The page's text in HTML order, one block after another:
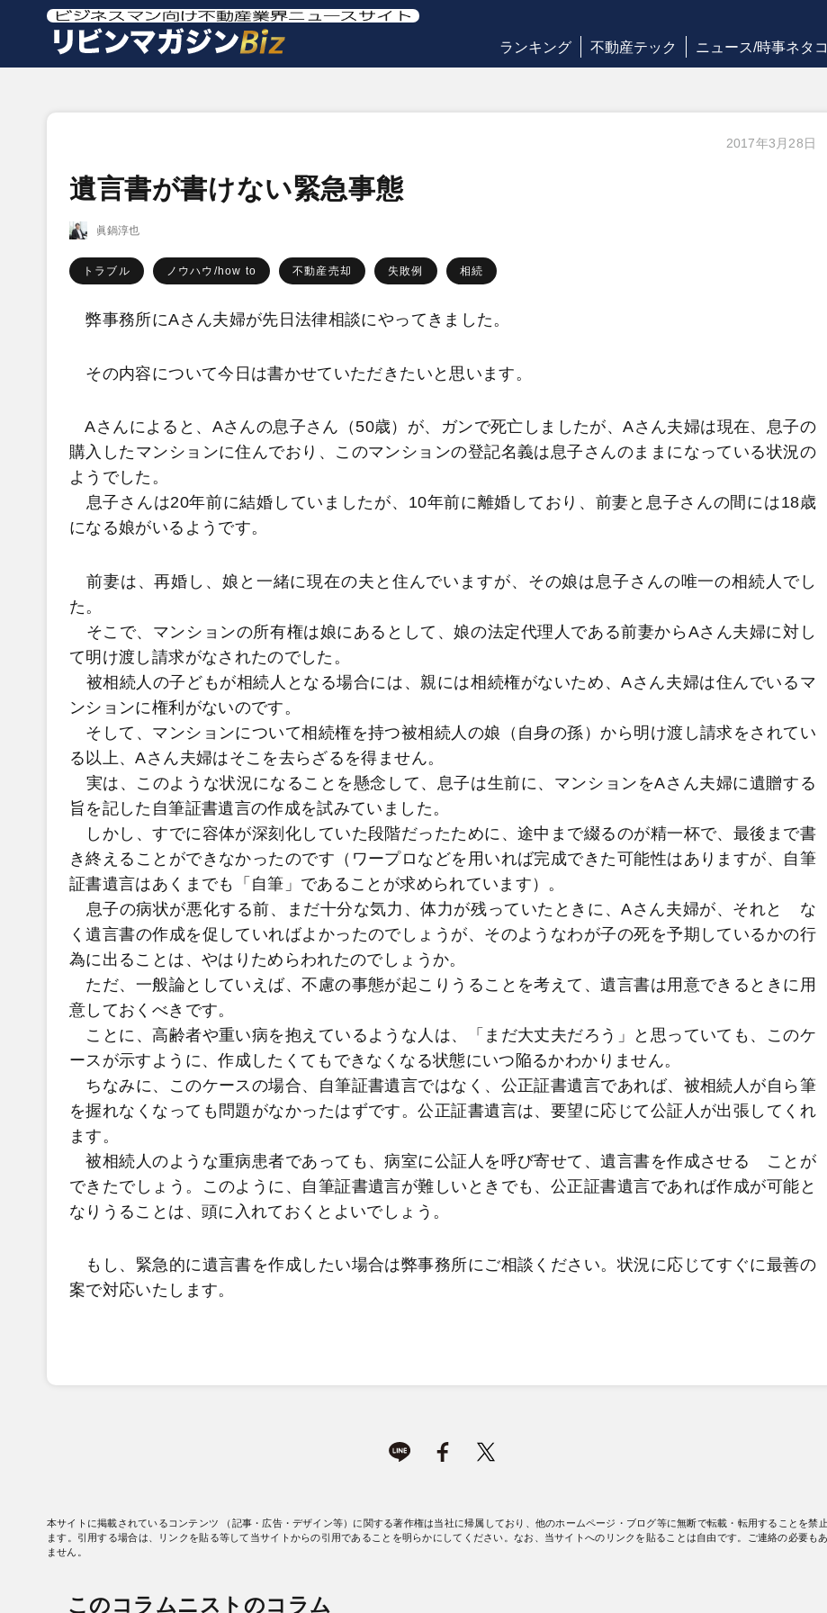
ランキング 不動産テック ニュース/時事ネタ
2017年3月28日
遺言書が書けない緊急事態
眞鍋淳也
トラブル ノウハウ/how to 不動産売却 失敗例 相続
弊事務所にAさん夫婦が先日法律相談にやってきました。
その内容について今日は書かせていただきたいと思います。
Aさんによると、Aさんの息子さん（50歳）が、ガンで死亡しましたが、Aさん夫婦は現在、息子の
購入したマンションに住んでおり、このマンションの登記名義は息子さんのままになっている状況の
ようでした。
息子さんは20年前に結婚していましたが、10年前に離婚しており、前妻と息子さんの間には18歳
になる娘がいるようです。
前妻は、再婚し、娘と一緒に現在の夫と住んでいますが、その娘は息子さんの唯一の相続人でし
た。
そこで、マンションの所有権は娘にあるとして、娘の法定代理人である前妻からAさん夫婦に対し
て明け渡し請求がなされたのでした。
被相続人の子どもが相続人となる場合には、親には相続権がないため、Aさん夫婦は住んでいるマ
ンションに権利がないのです。
そして、マンションについて相続権を持つ被相続人の娘（自身の孫）から明け渡し請求をされてい
る以上、Aさん夫婦はそこを去らざるを得ません。
実は、このような状況になることを懸念して、息子は生前に、マンションをAさん夫婦に遺贈する
旨を記した自筆証書遺言の作成を試みていました。
しかし、すでに容体が深刻化していた段階だったために、途中まで綴るのが精一杯で、最後まで書
き終えることができなかったのです（ワープロなどを用いれば完成できた可能性はありますが、自筆
証書遺言はあくまでも「自筆」であることが求められています）。
息子の病状が悪化する前、まだ十分な気力、体力が残っていたときに、Aさん夫婦が、それと な
く遺言書の作成を促していればよかったのでしょうが、そのようなわが子の死を予期しているかの行
為に出ることは、やはりためらわれたのでしょうか。
ただ、一般論としていえば、不慮の事態が起こりうることを考えて、遺言書は用意できるときに用
意しておくべきです。
ことに、高齢者や重い病を抱えているような人は、「まだ大丈夫だろう」と思っていても、このケ
ースが示すように、作成したくてもできなくなる状態にいつ陥るかわかりません。
ちなみに、このケースの場合、自筆証書遺言ではなく、公正証書遺言であれば、被相続人が自ら筆
を握れなくなっても問題がなかったはずです。公正証書遺言は、要望に応じて公証人が出張してくれ
ます。
被相続人のような重病患者であっても、病室に公証人を呼び寄せて、遺言書を作成させる ことが
できたでしょう。このように、自筆証書遺言が難しいときでも、公正証書遺言であれば作成が可能と
なりうることは、頭に入れておくとよいでしょう。
もし、緊急的に遺言書を作成したい場合は弊事務所にご相談ください。状況に応じてすぐに最善の
案で対応いたします。
本サイトに掲載されているコンテンツ （記事・広告・デザイン等）に関する著作権は当社に帰属しており、他のホームページ・ブログ等に無断で転載・転用することを禁
ます。引用する場合は、リンクを貼る等して当サイトからの引用であることを明らかにしてください。なお、当サイトへのリンクを貼ることは自由です。ご連絡の必要も
ません。
このコラムニストのコラム